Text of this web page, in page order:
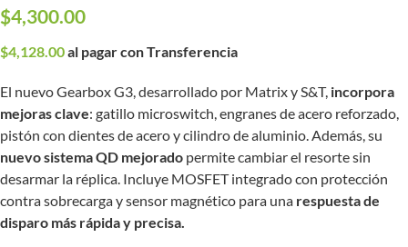
$4,300.00
$4,128.00al pagar con Transferencia
El nuevo Gearbox G3, desarrollado por Matrix y S&T, incorpora
mejoras clave: gatillo microswitch, engranes de acero reforzado,
pistón con dientes de acero y cilindro de aluminio. Además, su
nuevo sistema QD mejorado permite cambiar el resorte sin
desarmar la réplica. Incluye MOSFET integrado con protección
contra sobrecarga y sensor magnético para una respuesta de
disparo más rápida y precisa.